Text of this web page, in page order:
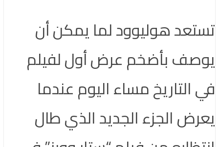
تستعد هوليوود لما يمكن أن
يوصف بأضخم عرض أول لفيلم
في التاريخ مساء اليوم عندما
يعرض الجزء الجديد الذي طال